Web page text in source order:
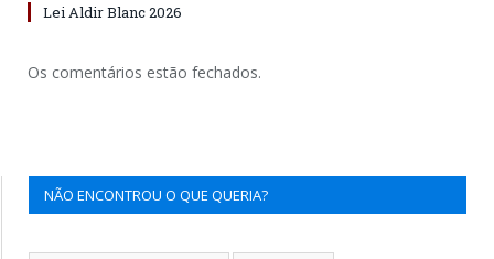
Lei Aldir Blanc 2026
Os comentários estão fechados.
NÃO ENCONTROU O QUE QUERIA?